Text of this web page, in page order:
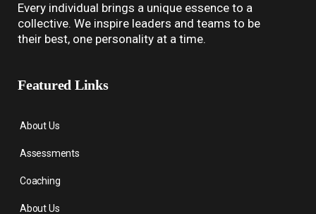
Every individual brings a unique essence to a
collective. We inspire leaders and teams to be
their best, one personality at a time.
Featured Links
About Us
Assessments
Coaching
About Us